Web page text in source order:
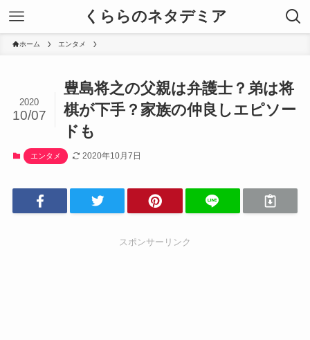
くららのネタデミア
ホーム エンタメ
豊島将之の父親は弁護士？弟は将
棋が下手？家族の仲良しエピソー
ドも
2020
10/07
エンタメ 2020年10月7日
スポンサーリンク